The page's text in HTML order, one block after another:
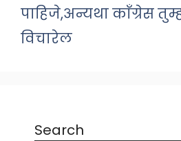
पाहिजे,अन्यथा काँग्रेस
विचारेल
Search